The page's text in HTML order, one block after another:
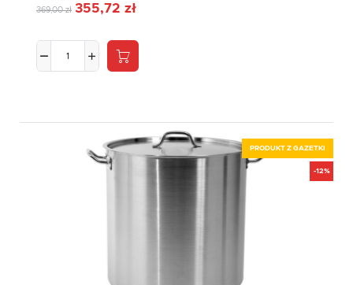
369,00 zł 355,72 zł
PRODUKT Z GAZETKI
-12%